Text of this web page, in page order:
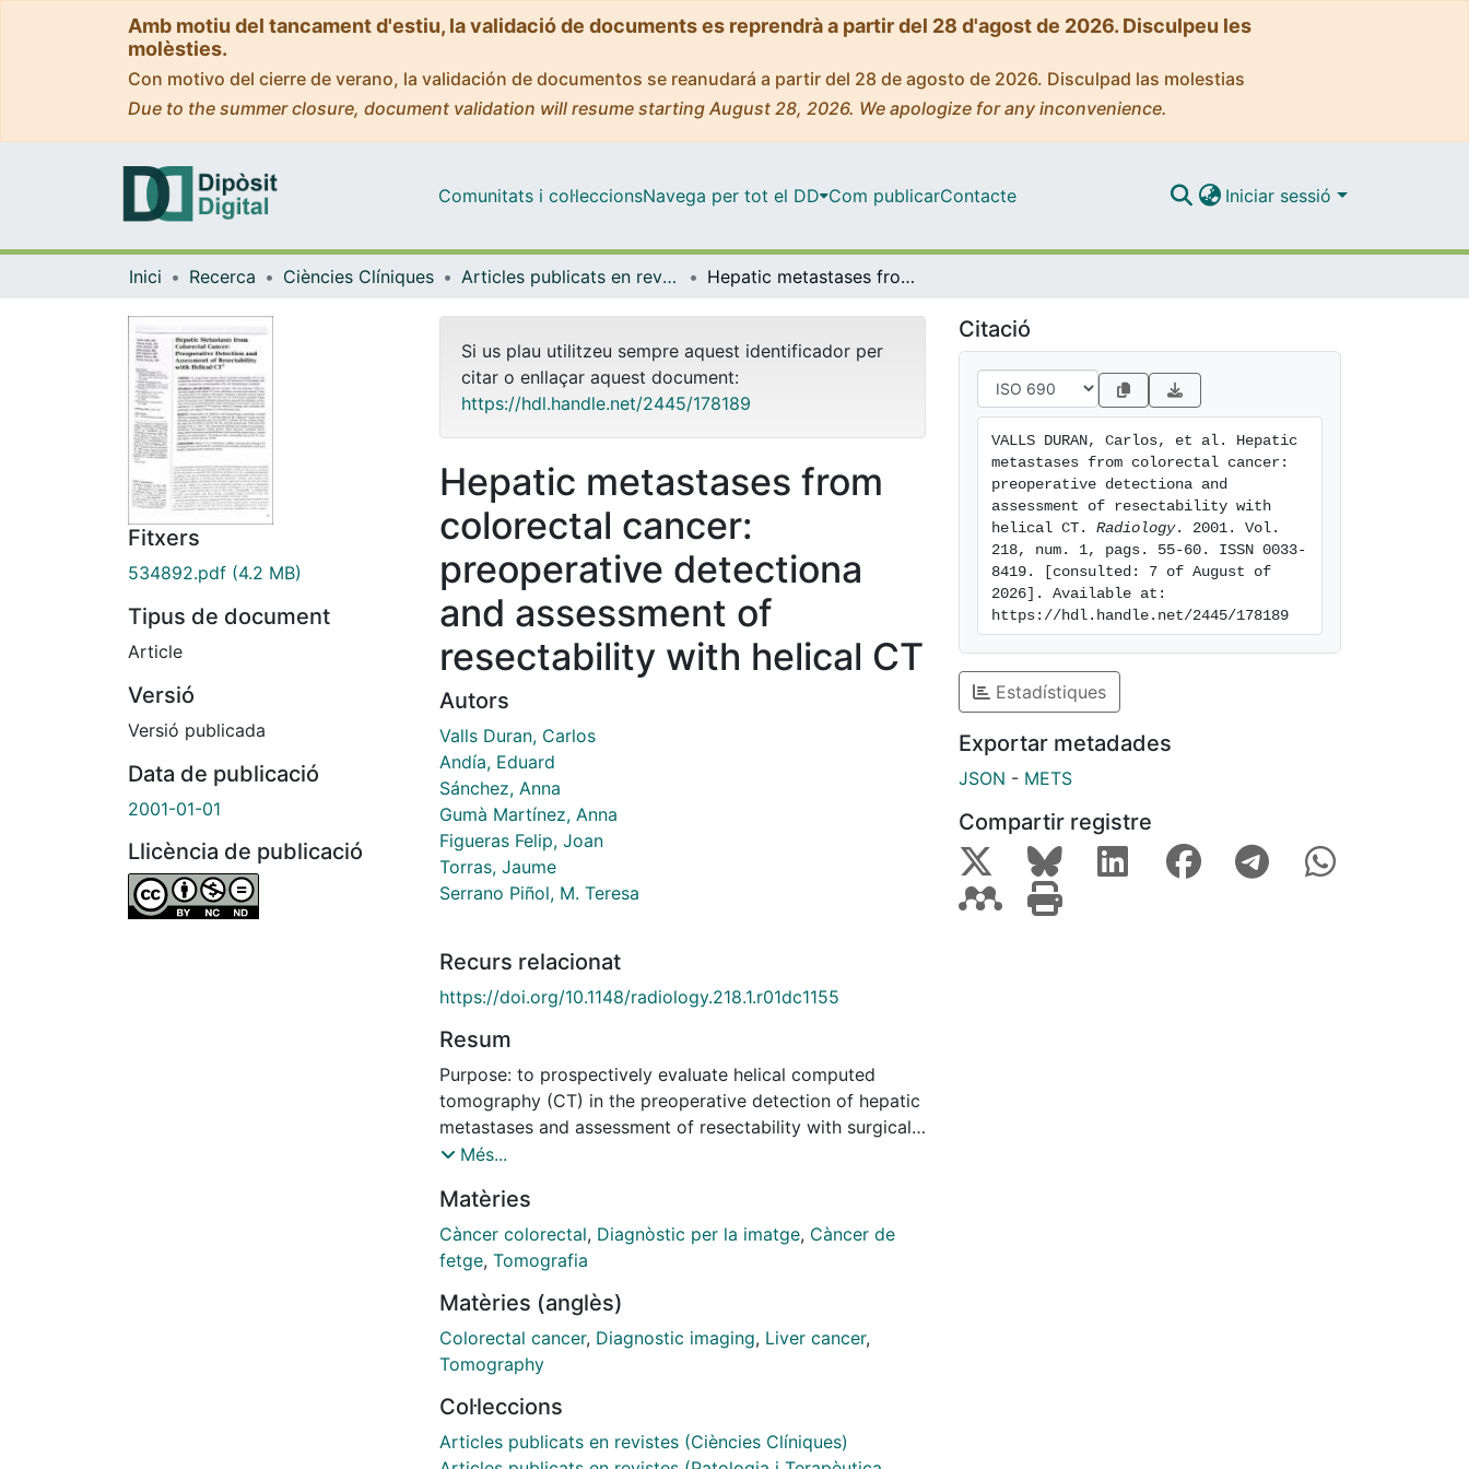
Amb motiu del tancament d'estiu, la validació de documents es reprendrà a partir del 28 d'agost de 2026. Disculpeu les
molèsties.
Con motivo del cierre de verano, la validación de documentos se reanudará a partir del 28 de agosto de 2026. Disculpad las molestias
Due to the summer closure, document validation will resume starting August 28, 2026. We apologize for any inconvenience.
Comunitats i col·leccionsNavega per tot el DD Com publicarContacte Iniciar sessió
Inici Recerca Ciències Clíniques Articles publicats en revistes (Ciències Clíniques) Hepatic metastases from colorectal cancer: preoperative detectiona and assessment of resectability with helical CT
Fitxers
534892.pdf (4.2 MB)
Tipus de document
Article
Versió
Versió publicada
Data de publicació
2001-01-01
Llicència de publicació
Si us plau utilitzeu sempre aquest identificador per
citar o enllaçar aquest document:
https://hdl.handle.net/2445/178189
Hepatic metastases from
colorectal cancer:
preoperative detectiona
and assessment of
resectability with helical CT
Autors
Valls Duran, Carlos
Andía, Eduard
Sánchez, Anna
Gumà Martínez, Anna
Figueras Felip, Joan
Torras, Jaume
Serrano Piñol, M. Teresa
Recurs relacionat
https://doi.org/10.1148/radiology.218.1.r01dc1155
Resum
Purpose: to prospectively evaluate helical computed
tomography (CT) in the preoperative detection of hepatic
metastases and assessment of resectability with surgical,
intraoperative ultrasonographic (US), and histopathologic
1995 and December 1998, preoperative staging with
helical CT (5-mm collimation; reconstruction interval, 5
mm) was performed in 157 patients with hepatic
intravenously (160-170 mL; rate, 2.5-3.0 mL/sec);
acquisition began at 60-70 seconds. Four radiologists
prospectively assessed the metastatic involvement of the
resection was indicated in 113 patients (119 instances).
Helical CT findings were correlated with pathologic and
Més...
Matèries
Càncer colorectal, Diagnòstic per la imatge, Càncer de
fetge, Tomografia
Matèries (anglès)
Colorectal cancer, Diagnostic imaging, Liver cancer,
Tomography
Col·leccions
Articles publicats en revistes (Ciències Clíniques)
Citació
VALLS DURAN, Carlos, et al. Hepatic
metastases from colorectal cancer:
preoperative detectiona and
assessment of resectability with
helical CT. Radiology. 2001. Vol.
218, num. 1, pags. 55-60. ISSN 0033-
8419. [consulted: 7 of August of
2026]. Available at:
https://hdl.handle.net/2445/178189
Estadístiques
Exportar metadades
JSON - METS
Compartir registre